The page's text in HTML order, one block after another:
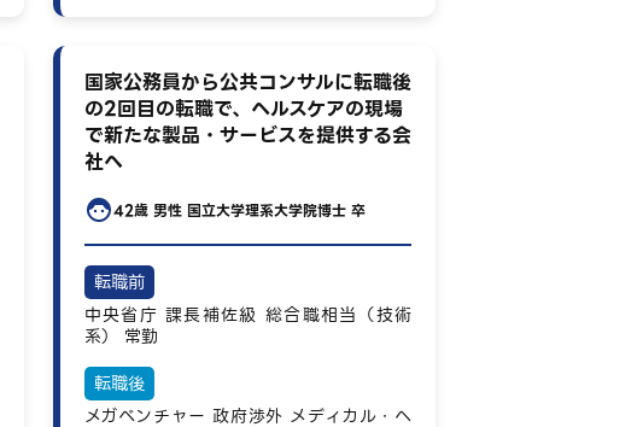
国家公務員から公共コンサルに転職後
の2回目の転職で、ヘルスケアの現場
で新たな製品・サービスを提供する会
社へ
42歳 男性 国立大学理系大学院博士 卒
転職前
中央省庁 課長補佐級 総合職相当（技術
系）
常勤
転職後
メガベンチャー 政府渉外 メディカル・ヘ